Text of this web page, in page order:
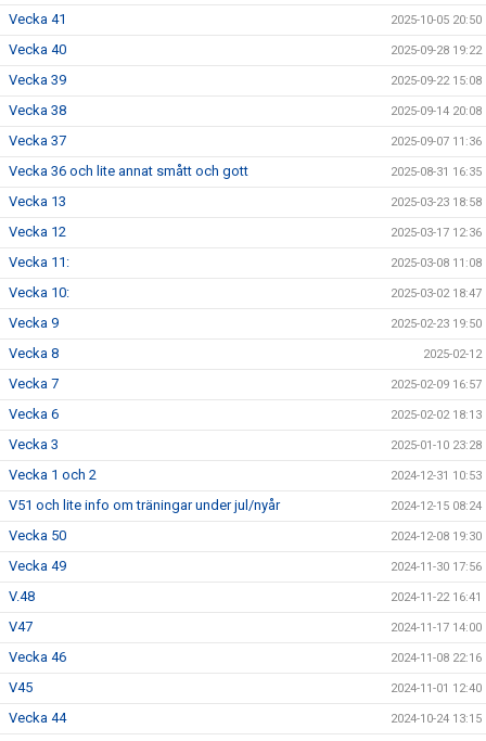
Vecka 41 2025-10-05 20:50
Vecka 40 2025-09-28 19:22
Vecka 39 2025-09-22 15:08
Vecka 38 2025-09-14 20:08
Vecka 37 2025-09-07 11:36
Vecka 36 och lite annat smått och gott 2025-08-31 16:35
Vecka 13 2025-03-23 18:58
Vecka 12 2025-03-17 12:36
Vecka 11: 2025-03-08 11:08
Vecka 10: 2025-03-02 18:47
Vecka 9 2025-02-23 19:50
Vecka 8 2025-02-12
Vecka 7 2025-02-09 16:57
Vecka 6 2025-02-02 18:13
Vecka 3 2025-01-10 23:28
Vecka 1 och 2 2024-12-31 10:53
V51 och lite info om träningar under jul/nyår 2024-12-15 08:24
Vecka 50 2024-12-08 19:30
Vecka 49 2024-11-30 17:56
V.48 2024-11-22 16:41
V47 2024-11-17 14:00
Vecka 46 2024-11-08 22:16
V45 2024-11-01 12:40
Vecka 44 2024-10-24 13:15